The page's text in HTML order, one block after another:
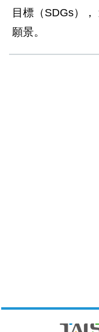
目標（SDGs）
願景。